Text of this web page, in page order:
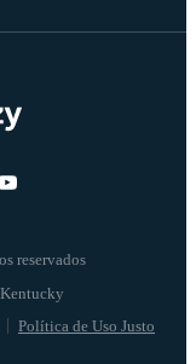
reservados
Política de Uso Justo